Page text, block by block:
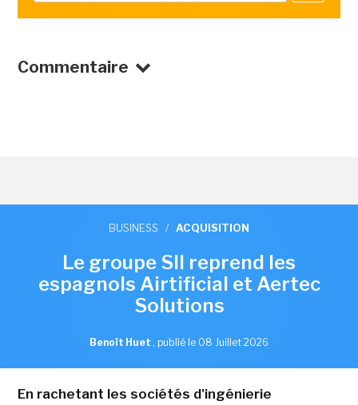
Commentaire
BUSINESS / ACQUISITION
Le groupe SII reprend les
espagnols Airtificial et Aertec
Solutions
Benoît Huet , publié le 08 Juillet 2026
En rachetant les sociétés d'ingénierie